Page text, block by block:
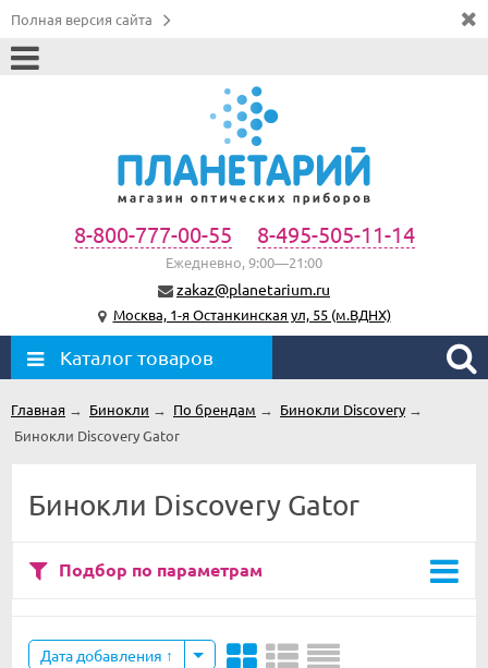
Полная версия сайта
8-800-777-00-55 8-495-505-11-14
Ежедневно, 9:00—21:00
zakaz@planetarium.ru
Москва, 1-я Останкинская ул, 55 (м.ВДНХ)
Каталог товаров
Главная → Бинокли → По брендам → Бинокли Discovery→
Бинокли Discovery Gator
Бинокли Discovery Gator
Подбор по параметрам
Дата добавления